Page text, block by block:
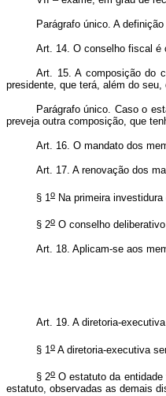
Parágrafo único. A
Art. 14. O conselho fiscal é
Art. 15. A composição do
presidente, que terá, além do seu,
Parágrafo único. Caso o
preveja outra composição, que
Art. 16. O mandato dos
Art. 17. A renovação dos
§ 1 o Na primeira
§ 2o O conselho
Art. 18. Aplicam-se aos
Art. 19. A diretoria-
§ 1o A diretoria-executiva
§ 2oO estatuto da entidade
estatuto, observadas as demais